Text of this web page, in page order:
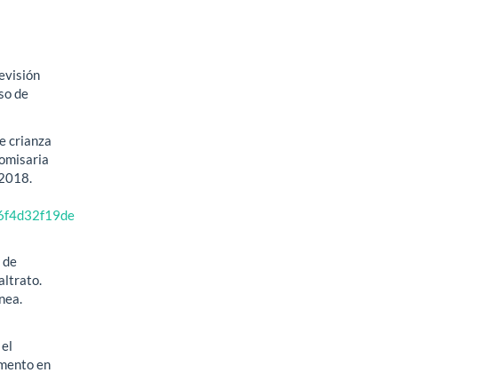
de
crianza
en